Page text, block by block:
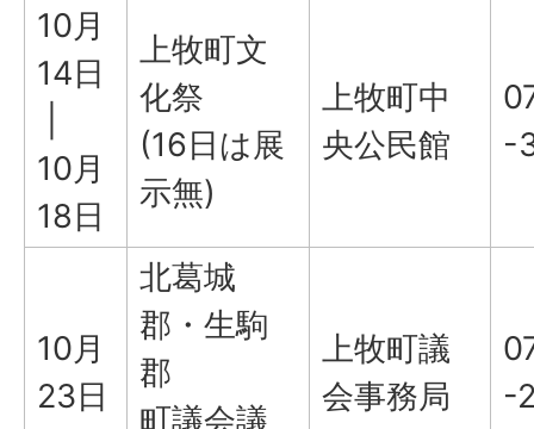
10月
14日
10月
18日
上牧町文
化祭
(16日は展
示無)
上牧町中
央公民館
-
10月
23日
北葛城
郡・生駒
郡
町議会議
上牧町議
会事務局
-